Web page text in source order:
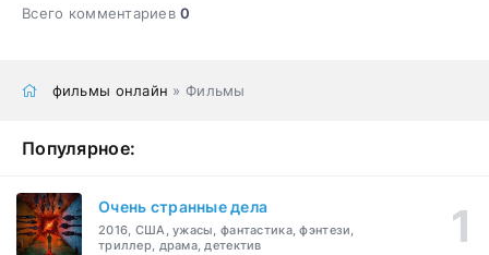
Всего комментариев0
фильмы онлайн » Фильмы
Популярное:
Очень странные дела
2016, США, ужасы, фантастика, фэнтези,
триллер, драма, детектив